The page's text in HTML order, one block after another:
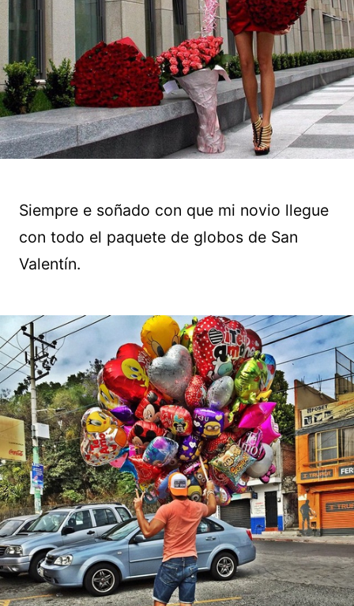
Siempre e soñado con que mi novio llegue
con todo el paquete de globos de San
Valentín.